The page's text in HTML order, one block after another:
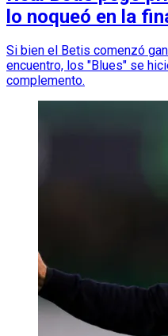
lo noqueó en la
Si bien el Betis comenzó
encuentro, los "Blues" se
complemento.